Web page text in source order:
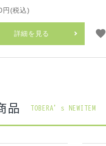
円(税込)
詳細を見る favorite
品 TOBERA’s NEWITEM